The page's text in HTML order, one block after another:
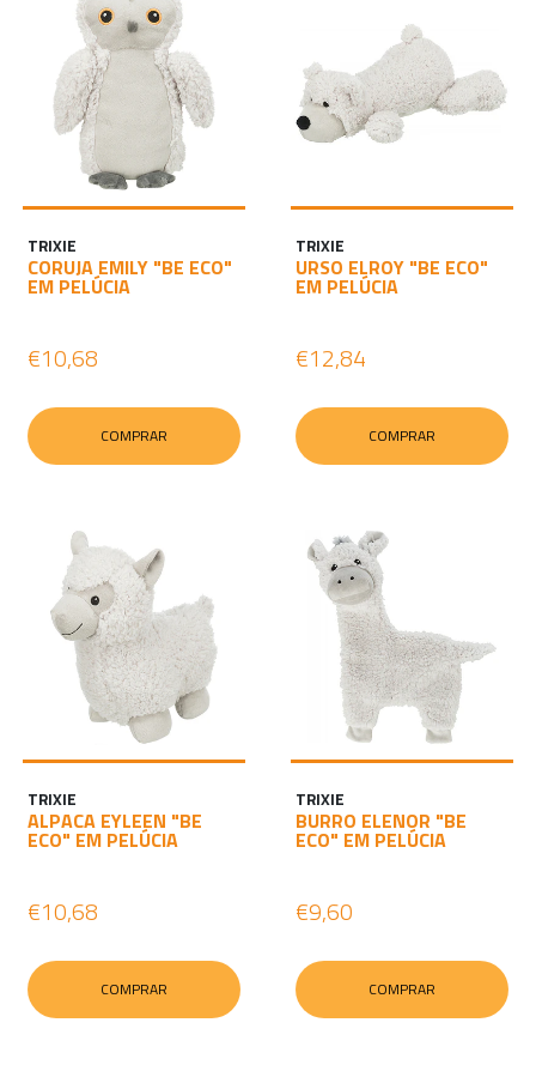
TRIXIE
CORUJA EMILY "BE ECO"
EM PELÚCIA
€10,68
COMPRAR
TRIXIE
URSO ELROY "BE ECO"
EM PELÚCIA
€12,84
COMPRAR
TRIXIE
ALPACA EYLEEN "BE
ECO" EM PELÚCIA
€10,68
COMPRAR
TRIXIE
BURRO ELENOR "BE
ECO" EM PELÚCIA
€9,60
COMPRAR